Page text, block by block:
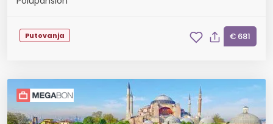
Putovanja € 681